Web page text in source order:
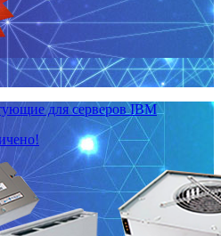
для серверов IBM